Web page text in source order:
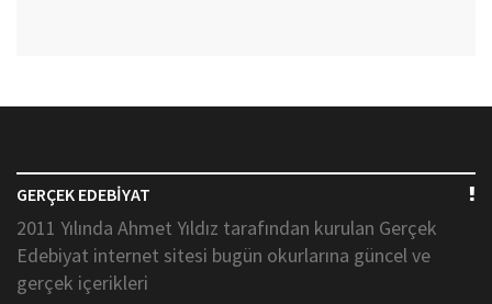
GERÇEK EDEBİYAT
2011 Yılında Ahmet Yıldız tarafından kurulan Gerçek
Edebiyat internet sitesi bugün okurlarına güncel ve
gerçek içerikleri